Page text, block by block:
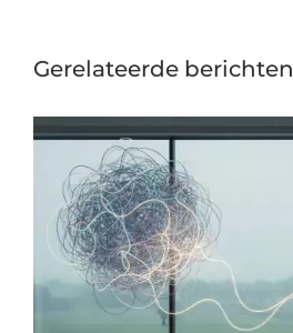
Gerelateerde berichten